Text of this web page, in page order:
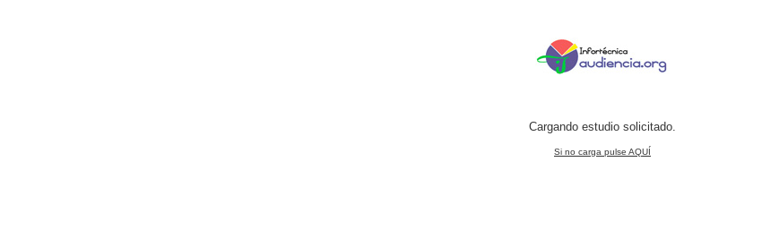
Cargando estudio solicitado.
Si no carga pulse AQUÍ